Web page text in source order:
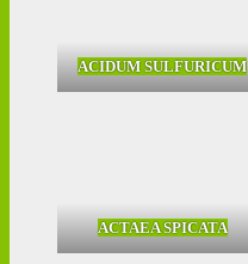
ACIDUM SULFURICUM
ACTAEA SPICATA